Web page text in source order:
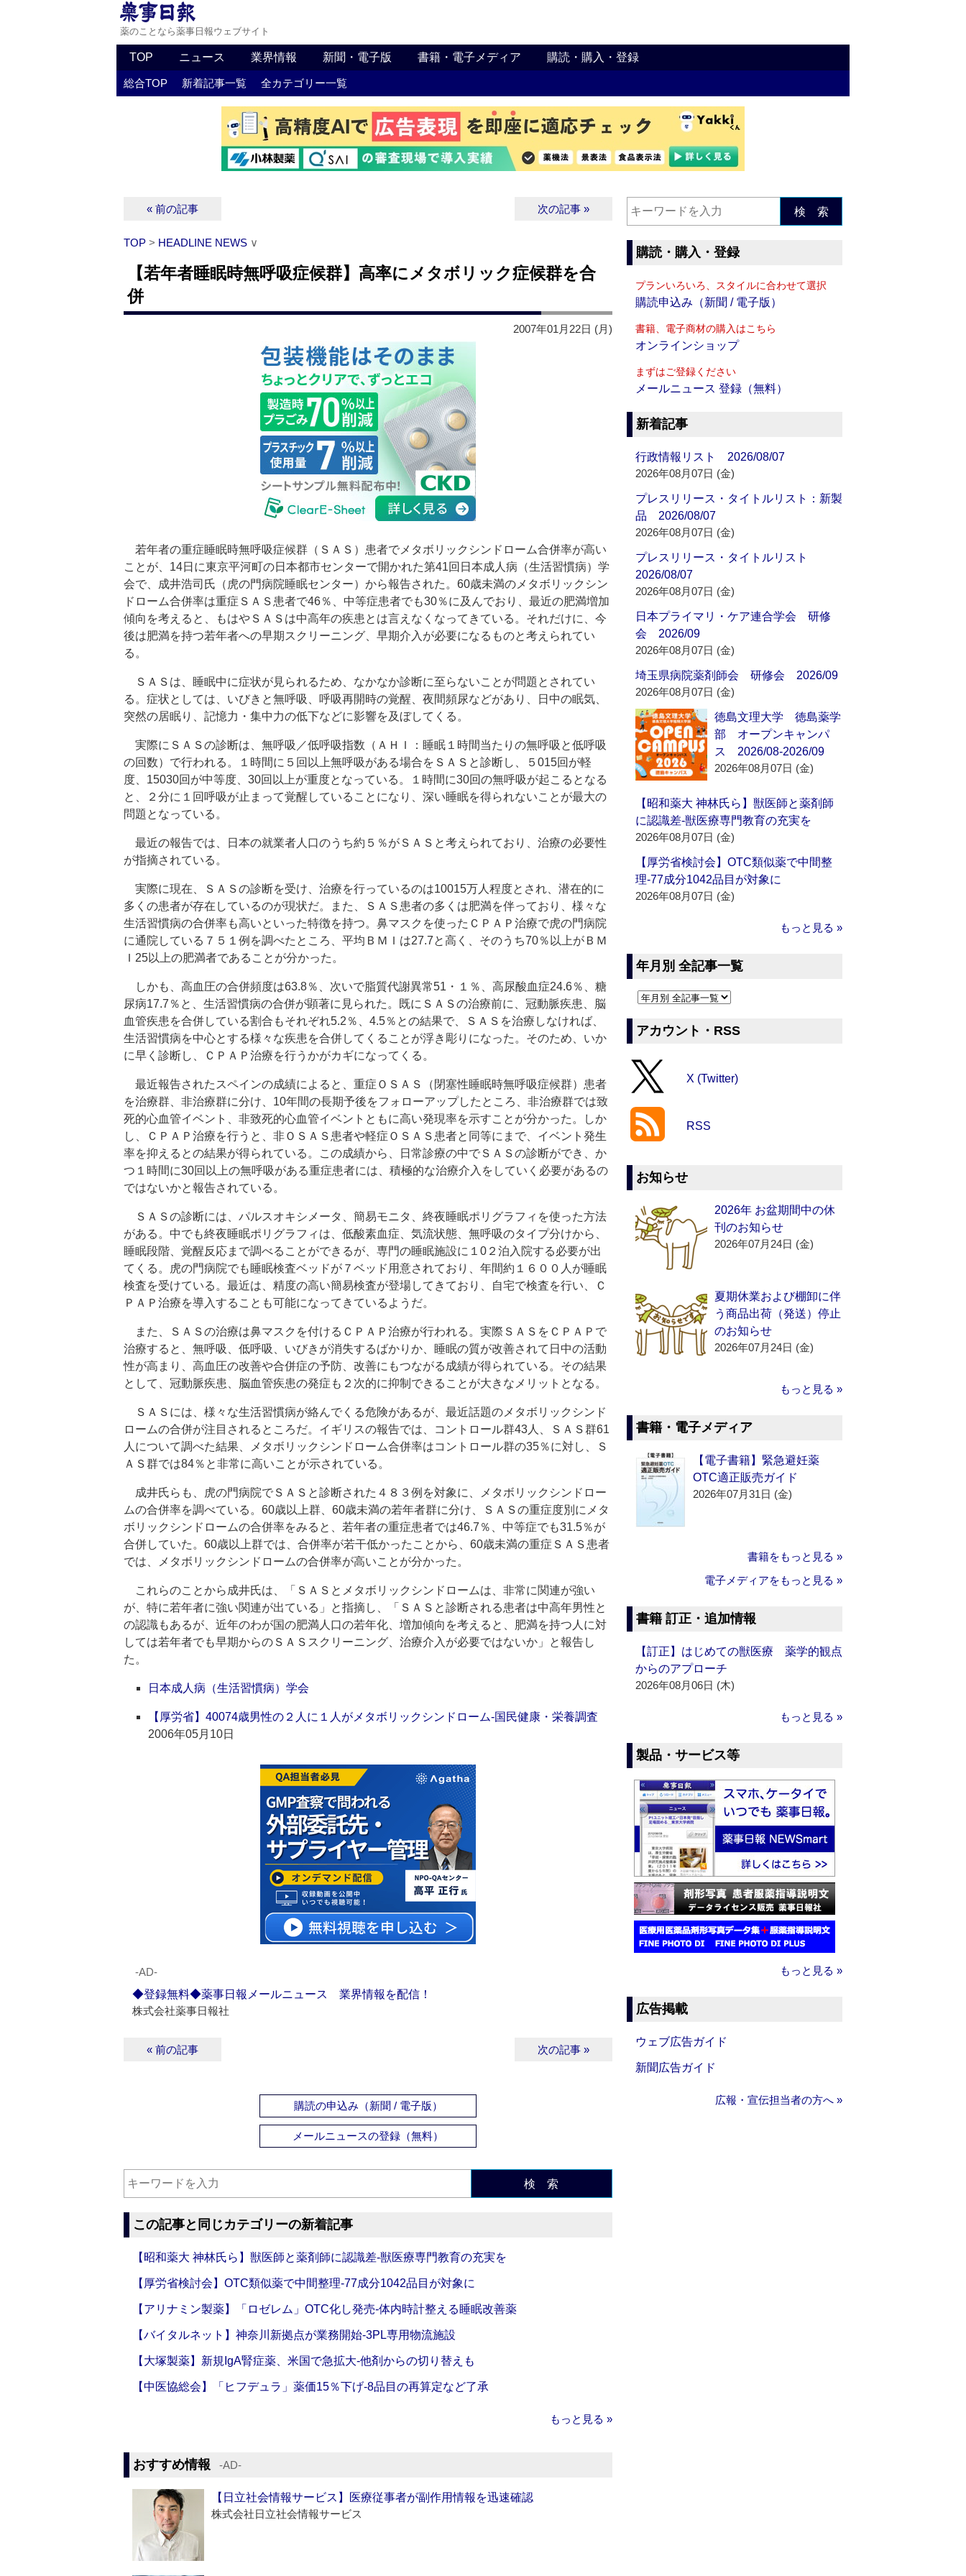
薬のことなら薬事日報ウェブサイト
TOP ニュース 業界情報 新聞・電子版 書籍・電子メディア 購読・購入・登録
総合TOP 新着記事一覧 全カテゴリー一覧
« 前の記事 次の記事 »
TOP > HEADLINE NEWS ∨
【若年者睡眠時無呼吸症候群】高率にメタボリック症候群を合
併
2007年01月22日 (月)
若年者の重症睡眠時無呼吸症候群（ＳＡＳ）患者でメタボリックシンドローム合併率が高い
ことが、14日に東京平河町の日本都市センターで開かれた第41回日本成人病（生活習慣病）学
会で、成井浩司氏（虎の門病院睡眠センター）から報告された。60歳未満のメタボリックシン
ドローム合併率は重症ＳＡＳ患者で46％、中等症患者でも30％に及んでおり、最近の肥満増加
傾向を考えると、もはやＳＡＳは中高年の疾患とは言えなくなってきている。それだけに、今
後は肥満を持つ若年者への早期スクリーニング、早期介入が必要になるものと考えられてい
る。
ＳＡＳは、睡眠中に症状が見られるため、なかなか診断に至らないことが問題とされてい
る。症状としては、いびきと無呼吸、呼吸再開時の覚醒、夜間頻尿などがあり、日中の眠気、
突然の居眠り、記憶力・集中力の低下などに影響を及ぼしてくる。
実際にＳＡＳの診断は、無呼吸／低呼吸指数（ＡＨＩ：睡眠１時間当たりの無呼吸と低呼吸
の回数）で行われる。１時間に５回以上無呼吸がある場合をＳＡＳと診断し、５015回が軽
度、15030回が中等度、30回以上が重度となっている。１時間に30回の無呼吸が起こるとなる
と、２分に１回呼吸が止まって覚醒していることになり、深い睡眠を得られないことが最大の
問題となっている。
最近の報告では、日本の就業者人口のうち約５％がＳＡＳと考えられており、治療の必要性
が指摘されている。
実際に現在、ＳＡＳの診断を受け、治療を行っているのは10015万人程度とされ、潜在的に
多くの患者が存在しているのが現状だ。また、ＳＡＳ患者の多くは肥満を伴っており、様々な
生活習慣病の合併率も高いといった特徴を持つ。鼻マスクを使ったＣＰＡＰ治療で虎の門病院
に通院している７５１例を調べたところ、平均ＢＭＩは27.7と高く、そのうち70％以上がＢＭ
Ｉ25以上の肥満者であることが分かった。
しかも、高血圧の合併頻度は63.8％、次いで脂質代謝異常51・１％、高尿酸血症24.6％、糖
尿病17.7％と、生活習慣病の合併が顕著に見られた。既にＳＡＳの治療前に、冠動脈疾患、脳
血管疾患を合併している割合もそれぞれ5.2％、4.5％との結果で、ＳＡＳを治療しなければ、
生活習慣病を中心とする様々な疾患を合併してくることが浮き彫りになった。そのため、いか
に早く診断し、ＣＰＡＰ治療を行うかがカギになってくる。
最近報告されたスペインの成績によると、重症ＯＳＡＳ（閉塞性睡眠時無呼吸症候群）患者
を治療群、非治療群に分け、10年間の長期予後をフォローアップしたところ、非治療群では致
死的心血管イベント、非致死的心血管イベントともに高い発現率を示すことが分かった。しか
し、ＣＰＡＰ治療を行うと、非ＯＳＡＳ患者や軽症ＯＳＡＳ患者と同等にまで、イベント発生
率を抑えるとの結果が得られている。この成績から、日常診療の中でＳＡＳの診断ができ、か
つ１時間に30回以上の無呼吸がある重症患者には、積極的な治療介入をしていく必要があるの
ではないかと報告されている。
ＳＡＳの診断には、パルスオキシメータ、簡易モニタ、終夜睡眠ポリグラフィを使った方法
がある。中でも終夜睡眠ポリグラフィは、低酸素血症、気流状態、無呼吸のタイプ分けから、
睡眠段階、覚醒反応まで調べることができるが、専門の睡眠施設に１0２泊入院する必要が出
てくる。虎の門病院でも睡眠検査ベッドが７ベッド用意されており、年間約１６００人が睡眠
検査を受けている。最近は、精度の高い簡易検査が登場してきており、自宅で検査を行い、Ｃ
ＰＡＰ治療を導入することも可能になってきているようだ。
また、ＳＡＳの治療は鼻マスクを付けるＣＰＡＰ治療が行われる。実際ＳＡＳをＣＰＡＰで
治療すると、無呼吸、低呼吸、いびきが消失するばかりか、睡眠の質が改善されて日中の活動
性が高まり、高血圧の改善や合併症の予防、改善にもつながる成績が得られている。その結果
として、冠動脈疾患、脳血管疾患の発症も２次的に抑制できることが大きなメリットとなる。
ＳＡＳには、様々な生活習慣病が絡んでくる危険があるが、最近話題のメタボリックシンド
ロームの合併が注目されるところだ。イギリスの報告では、コントロール群43人、ＳＡＳ群61
人について調べた結果、メタボリックシンドローム合併率はコントロール群の35％に対し、Ｓ
ＡＳ群では84％と非常に高いことが示されている。
成井氏らも、虎の門病院でＳＡＳと診断された４８３例を対象に、メタボリックシンドロー
ムの合併率を調べている。60歳以上群、60歳未満の若年者群に分け、ＳＡＳの重症度別にメタ
ボリックシンドロームの合併率をみると、若年者の重症患者では46.7％、中等症でも31.5％が
合併していた。60歳以上群では、合併率が若干低かったことから、60歳未満の重症ＳＡＳ患者
では、メタボリックシンドロームの合併率が高いことが分かった。
これらのことから成井氏は、「ＳＡＳとメタボリックシンドロームは、非常に関連が強い
が、特に若年者に強い関連が出ている」と指摘し、「ＳＡＳと診断される患者は中高年男性と
の認識もあるが、近年のわが国の肥満人口の若年化、増加傾向を考えると、肥満を持つ人に対
しては若年者でも早期からのＳＡＳスクリーニング、治療介入が必要ではないか」と報告し
た。
日本成人病（生活習慣病）学会
【厚労省】40074歳男性の２人に１人がメタボリックシンドローム‐国民健康・栄養調査
2006年05月10日
‐AD‐
◆登録無料◆薬事日報メールニュース 業界情報を配信！
株式会社薬事日報社
« 前の記事 次の記事 »
購読の申込み（新聞 / 電子版）
メールニュースの登録（無料）
検 索
この記事と同じカテゴリーの新着記事
【昭和薬大 神林氏ら】獣医師と薬剤師に認識差‐獣医療専門教育の充実を
【厚労省検討会】OTC類似薬で中間整理‐77成分1042品目が対象に
【アリナミン製薬】「ロゼレム」OTC化し発売‐体内時計整える睡眠改善薬
【バイタルネット】神奈川新拠点が業務開始‐3PL専用物流施設
【大塚製薬】新規IgA腎症薬、米国で急拡大‐他剤からの切り替えも
【中医協総会】「ヒフデュラ」薬価15％下げ‐8品目の再算定など了承
もっと見る »
おすすめ情報 ‐AD‐
【日立社会情報サービス】医療従事者が副作用情報を迅速確認
株式会社日立社会情報サービス
検 索
購読・購入・登録
プランいろいろ、スタイルに合わせて選択
購読申込み（新聞 / 電子版）
書籍、電子商材の購入はこちら
オンラインショップ
まずはご登録ください
メールニュース 登録（無料）
新着記事
行政情報リスト 2026/08/07
2026年08月07日 (金)
プレスリリース・タイトルリスト：新製
品 2026/08/07
2026年08月07日 (金)
プレスリリース・タイトルリスト
2026/08/07
2026年08月07日 (金)
日本プライマリ・ケア連合学会 研修
会 2026/09
2026年08月07日 (金)
埼玉県病院薬剤師会 研修会 2026/09
2026年08月07日 (金)
徳島文理大学 徳島薬学
部 オープンキャンパ
ス 2026/08-2026/09
2026年08月07日 (金)
【昭和薬大 神林氏ら】獣医師と薬剤師
に認識差‐獣医療専門教育の充実を
2026年08月07日 (金)
【厚労省検討会】OTC類似薬で中間整
理‐77成分1042品目が対象に
2026年08月07日 (金)
もっと見る »
年月別 全記事一覧
アカウント・RSS
X (Twitter)
RSS
お知らせ
2026年 お盆期間中の休
刊のお知らせ
2026年07月24日 (金)
夏期休業および棚卸に伴
う商品出荷（発送）停止
のお知らせ
2026年07月24日 (金)
もっと見る »
書籍・電子メディア
【電子書籍】緊急避妊薬
OTC適正販売ガイド
2026年07月31日 (金)
書籍をもっと見る »
電子メディアをもっと見る »
書籍 訂正・追加情報
【訂正】はじめての獣医療 薬学的観点
からのアプローチ
2026年08月06日 (木)
もっと見る »
製品・サービス等
もっと見る »
広告掲載
ウェブ広告ガイド
新聞広告ガイド
広報・宣伝担当者の方へ »